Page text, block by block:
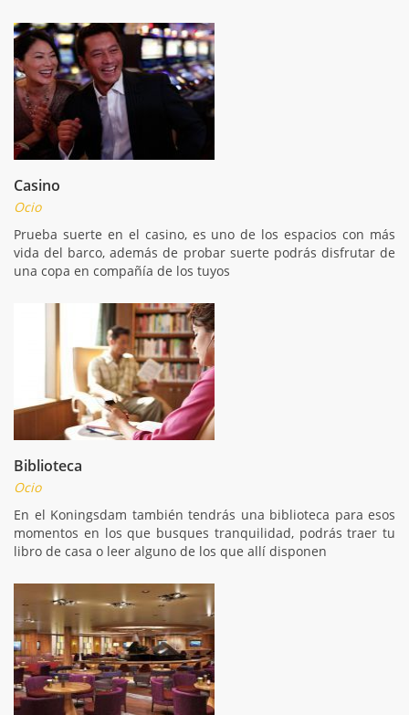
Casino
Ocio
Prueba suerte en el casino, es uno de los espacios con más
vida del barco, además de probar suerte podrás disfrutar de
una copa en compañía de los tuyos
Biblioteca
Ocio
En el Koningsdam también tendrás una biblioteca para esos
momentos en los que busques tranquilidad, podrás traer tu
libro de casa o leer alguno de los que allí disponen